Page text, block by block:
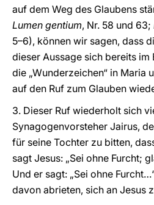
auf dem Weg des Glaubens
Lumen gentium, Nr. 58 und 63;
5–6), können wir sagen, dass
dieser Aussage sich bereits
die „Wunderzeichen“ in Maria
auf den Ruf zum Glauben
3. Dieser Ruf wiederholt sich
Synagogenvorsteher Jairus,
für seine Tochter zu bitten,
sagt Jesus: „Sei ohne Furcht;
Und er sagt: „Sei ohne
davon abrieten, sich an Jesus